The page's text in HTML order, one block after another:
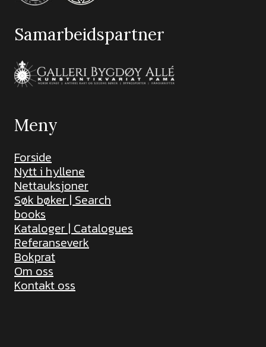
Samarbeidspartner
Meny
Forside
Nytt i hyllene
Nettauksjoner
Søk bøker | Search
books
Kataloger | Catalogues
Referanseverk
Bokprat
Om oss
Kontakt oss